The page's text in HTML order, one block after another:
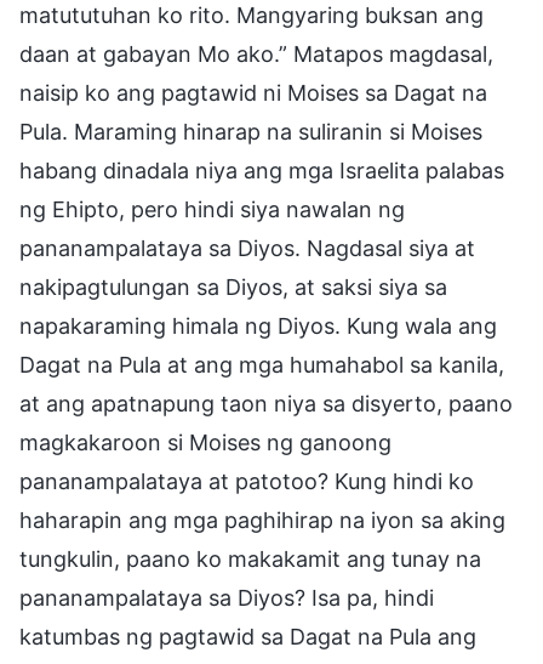
matututuhan ko rito. Mangyaring buksan ang
daan at gabayan Mo ako.” Matapos magdasal,
naisip ko ang pagtawid ni Moises sa Dagat na
Pula. Maraming hinarap na suliranin si Moises
habang dinadala niya ang mga Israelita palabas
ng Ehipto, pero hindi siya nawalan ng
pananampalataya sa Diyos. Nagdasal siya at
nakipagtulungan sa Diyos, at saksi siya sa
napakaraming himala ng Diyos. Kung wala ang
Dagat na Pula at ang mga humahabol sa kanila,
at ang apatnapung taon niya sa disyerto, paano
magkakaroon si Moises ng ganoong
pananampalataya at patotoo? Kung hindi ko
haharapin ang mga paghihirap na iyon sa aking
tungkulin, paano ko makakamit ang tunay na
pananampalataya sa Diyos? Isa pa, hindi
katumbas ng pagtawid sa Dagat na Pula ang